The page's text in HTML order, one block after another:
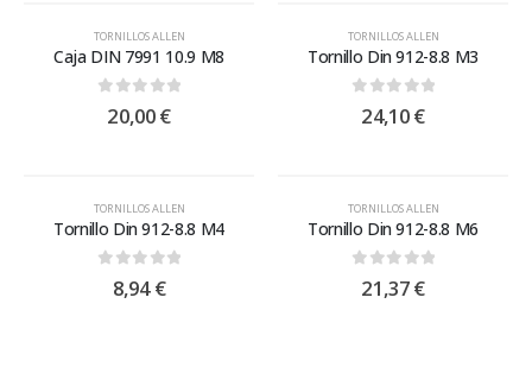
TORNILLOS ALLEN
Caja DIN 7991 10.9 M8
out of 5
20,00€
TORNILLOS ALLEN
Tornillo Din 912-8.8 M3
out of 5
24,10€
TORNILLOS ALLEN
Tornillo Din 912-8.8 M4
out of 5
8,94€
TORNILLOS ALLEN
Tornillo Din 912-8.8 M6
out of 5
21,37€